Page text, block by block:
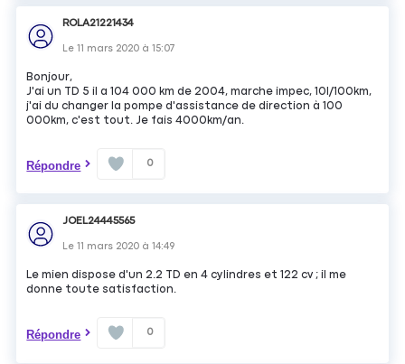
ROLA21221434
Le11 mars 2020 à15:07
Bonjour,
J'ai un TD 5 il a 104 000 km de 2004, marche impec, 10l/100km,
j'ai du changer la pompe d'assistance de direction à 100
000km, c'est tout. Je fais 4000km/an.
Répondre 0
JOEL24445565
Le11 mars 2020 à14:49
Le mien dispose d'un 2.2 TD en 4 cylindres et 122 cv ; il me
donne toute satisfaction.
Répondre 0